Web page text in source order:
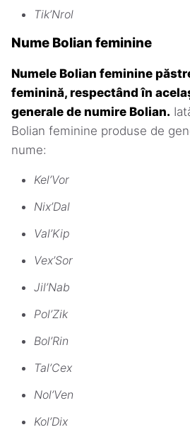
Tik’Nrol
Nume Bolian feminine
Numele Bolian feminine
feminină, respectând în
generale de numire Bolian.
Bolian feminine produse de
nume:
Kel’Vor
Nix’Dal
Val’Kip
Vex’Sor
Jil’Nab
Pol’Zik
Bol’Rin
Tal’Cex
Nol’Ven
Kol’Dix